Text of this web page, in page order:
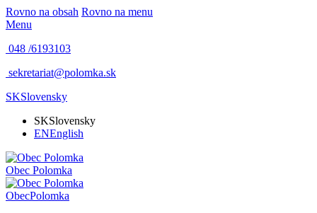
Rovno na obsah Rovno na menu
Menu
048 /6193103
sekretariat@polomka.sk
SKSlovensky
SKSlovensky
ENEnglish
Obec Polomka
ObecPolomka